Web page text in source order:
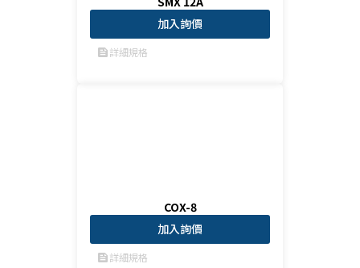
加入詢價
feed詳細規格
COX-8
加入詢價
feed詳細規格